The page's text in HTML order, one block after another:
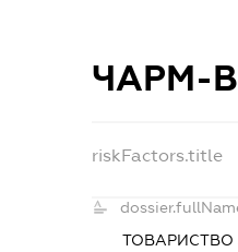
ЧАРМ-
riskFactors.title